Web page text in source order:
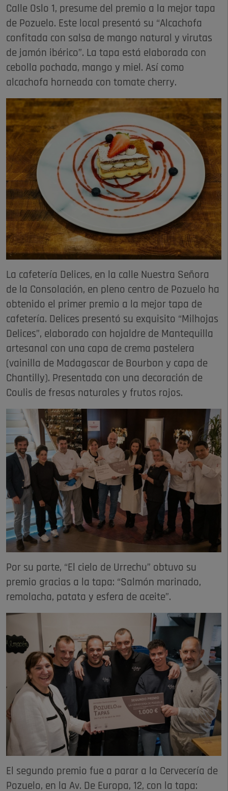
Calle Oslo 1, presume del premio a la mejor tapa
de Pozuelo. Este local presentó su “Alcachofa
confitada con salsa de mango natural y virutas
de jamón ibérico”. La tapa está elaborada con
cebolla pochada, mango y miel. Así como
alcachofa horneada con tomate cherry.
La cafetería Delices, en la calle Nuestra Señora
de la Consolación, en pleno centro de Pozuelo ha
obtenido el primer premio a la mejor tapa de
cafetería. Delices presentó su exquisito “Milhojas
Delices”, elaborado con hojaldre de Mantequilla
artesanal con una capa de crema pastelera
(vainilla de Madagascar de Bourbon y capa de
Chantilly). Presentada con una decoración de
Coulis de fresas naturales y frutos rojos.
Por su parte, “El cielo de Urrechu” obtuvo su
premio gracias a la tapa: “Salmón marinado,
remolacha, patata y esfera de aceite”.
El segundo premio fue a parar a la Cervecería de
Pozuelo, en la Av. De Europa, 12, con la tapa: